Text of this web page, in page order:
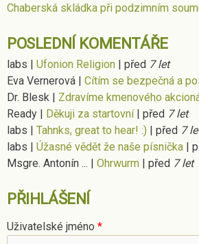
Chaberská skládka při podzimním
POSLEDNÍ KOMENTÁŘE
labs | Ufonion Religion | před 7 let
Eva Vernerová | Cítím se bezpečná a
Dr. Blesk | Zdravíme kmenového
Ready | Děkuji za startovní | před 7 let
labs | Tahnks, great to hear! :) | před 7
labs | Úžasné vědět že naše písnička |
Msgre. Antonín ... | Ohrwurm | před 7 let
PŘIHLÁŠENÍ
Uživatelské jméno *